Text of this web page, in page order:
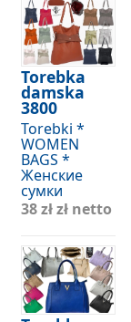
Torebka
damska
3800
Torebki *
WOMEN
BAGS *
Женские
сумки
38 złzł netto